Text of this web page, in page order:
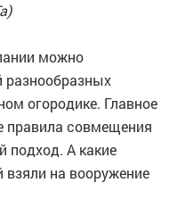
можно
огородике. Главное
правила совмещения
подход. А какие
взяли на вооружение